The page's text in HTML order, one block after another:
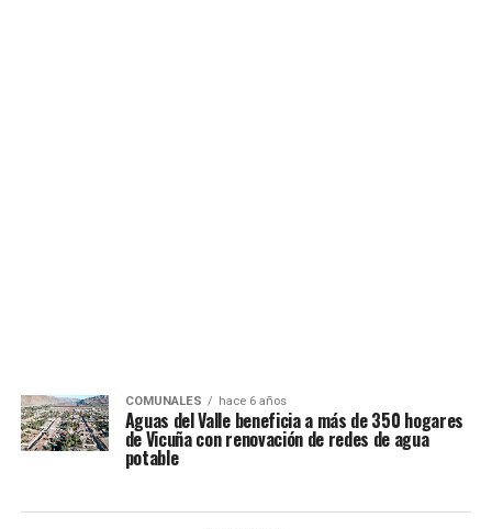
COMUNALES hace 6 años
Aguas del Valle beneficia a más de 350 hogares
de Vicuña con renovación de redes de agua
potable